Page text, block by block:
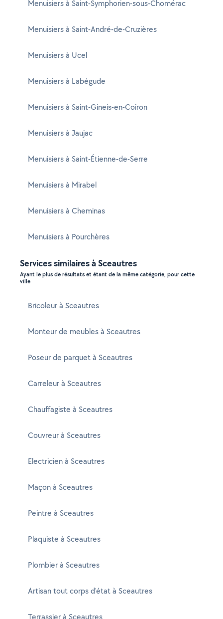
Menuisiers à Saint-Symphorien-sous-Chomérac
Menuisiers à Saint-André-de-Cruzières
Menuisiers à Ucel
Menuisiers à Labégude
Menuisiers à Saint-Gineis-en-Coiron
Menuisiers à Jaujac
Menuisiers à Saint-Étienne-de-Serre
Menuisiers à Mirabel
Menuisiers à Cheminas
Menuisiers à Pourchères
Services similaires à Sceautres
Ayant le plus de résultats et étant de la même catégorie, pour cette
ville
Bricoleur à Sceautres
Monteur de meubles à Sceautres
Poseur de parquet à Sceautres
Carreleur à Sceautres
Chauffagiste à Sceautres
Couvreur à Sceautres
Electricien à Sceautres
Maçon à Sceautres
Peintre à Sceautres
Plaquiste à Sceautres
Plombier à Sceautres
Artisan tout corps d'état à Sceautres
Terrassier à Sceautres